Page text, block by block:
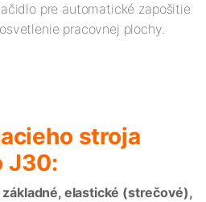
pre automatické zapošitie
pracovnej plochy.
stroja
J30:
elastické (strečové),